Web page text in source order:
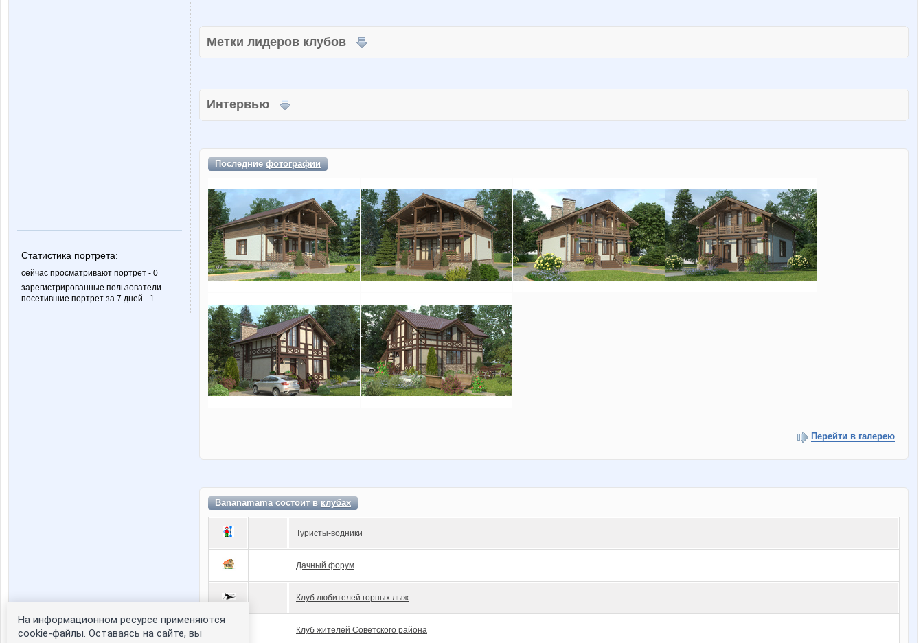
Статистика портрета:
сейчас просматривают портрет - 0
зарегистрированные пользователи
посетившие портрет за 7 дней - 1
Метки лидеров клубов
Интервью
Последниефотографии
Перейти в галерею
Bananamama состоит вклубах
Туристы-водники
Дачный форум
Клуб любителей горных лыж
Клуб жителей Советского района
На информационном ресурсе применяются
cookie-файлы. Оставаясь на сайте, вы